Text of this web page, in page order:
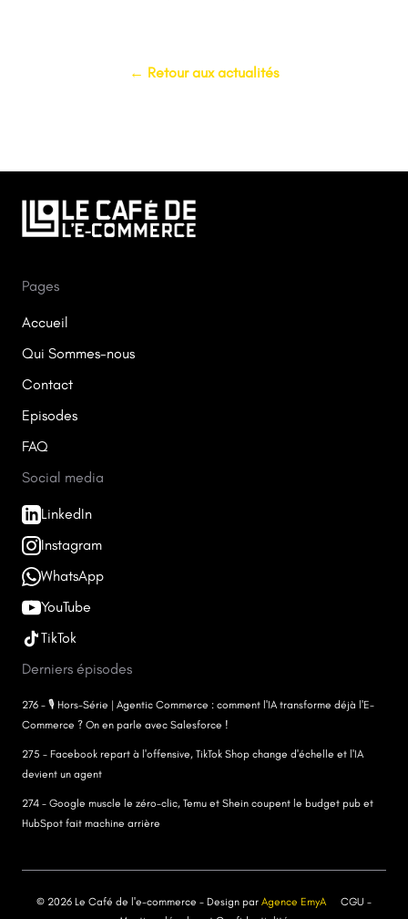
← Retour aux actualités
Pages
Accueil
Qui Sommes-nous
Contact
Episodes
FAQ
Social media
LinkedIn
Instagram
WhatsApp
YouTube
TikTok
Derniers épisodes
276 - 🎙️ Hors-Série | Agentic Commerce : comment l'IA transforme déjà l'E-
Commerce ? On en parle avec Salesforce !
275 - Facebook repart à l'offensive, TikTok Shop change d'échelle et l'IA
devient un agent
274 - Google muscle le zéro-clic, Temu et Shein coupent le budget pub et
HubSpot fait machine arrière
© 2026 Le Café de l'e-commerce - Design par Agence EmyA CGU -